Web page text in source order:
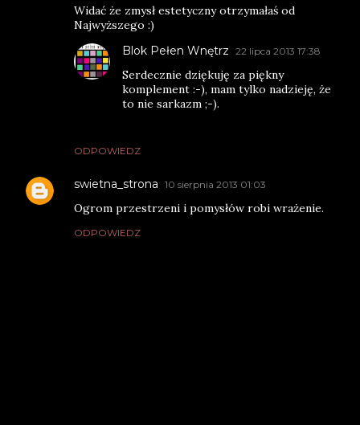
Widać że zmysł estetyczny otrzymałaś od
Najwyższego :)
ODPOWIEDZ
Blok Pełen Wnętrz 22 lipca 2013 17:38
Serdecznie dziękuję za piękny
komplement :-), mam tylko nadzieję, że
to nie sarkazm ;-).
swietna_strona 10 sierpnia 2013 01:03
Ogrom przestrzeni i pomysłów robi wrażenie.
ODPOWIEDZ